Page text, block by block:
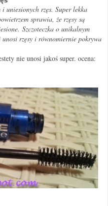
uniesionych rzęs. Super lekka
sprawia, że rzęsy są
Szczoteczka o unikalnym
unosi rzęsy i równomiernie pokrywa
nie unosi jakoś super. ocena: